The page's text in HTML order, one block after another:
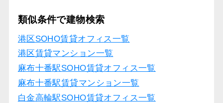
類似条件で建物検索
港区SOHO賃貸オフィス一覧
港区賃貸マンション一覧
麻布十番駅SOHO賃貸オフィス一覧
麻布十番駅賃貸マンション一覧
白金高輪駅SOHO賃貸オフィス一覧